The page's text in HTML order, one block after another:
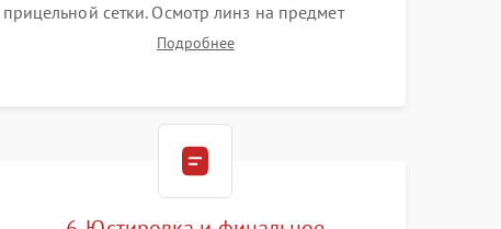
прицельной сетки. Осмотр линз на предмет
повреждения просветляющего покрытия или
Подробнее